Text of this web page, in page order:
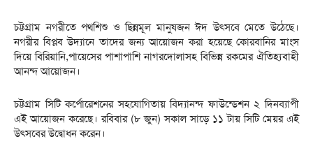
চট্টগ্রাম নগরীতে পথশিশু ও ছিন্নমূল মানুষজন ঈদ উৎসবে মেতে উঠেছে।
নগরীর বিপ্লব উদ্যানে তাদের জন্য আয়োজন করা হয়েছে কোরবানির মাংস
দিয়ে বিরিয়ানি,পায়েসের পাশাপাশি নাগরদোলাসহ বিভিন্ন রকমের ঐতিহ্যবাহী
আনন্দ আয়োজন।
চট্টগ্রাম সিটি কর্পোরেশনের সহযোগিতায় বিদ্যানন্দ ফাউন্ডেশন ২ দিনব্যাপী
এই আয়োজন করেছে। রবিবার (৮ জুন) সকাল সাড়ে ১১ টায় সিটি মেয়র এই
উৎসবের উদ্বোধন করেন।